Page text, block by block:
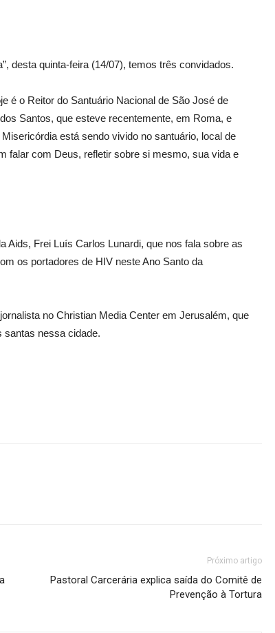
desta quinta-feira (14/07), temos três convidados.
é o Reitor do Santuário Nacional de São José de
Santos, que esteve recentemente, em Roma, e
está sendo vivido no santuário, local de
falar com Deus, refletir sobre si mesmo, sua vida e
Aids, Frei Luís Carlos Lunardi, que nos fala sobre as
os portadores de HIV neste Ano Santo da
no Christian Media Center em Jerusalém, que
santas nessa cidade.
Próximo artigo
Pastoral Carcerária explica saída do Comitê de
Prevenção à Tortura